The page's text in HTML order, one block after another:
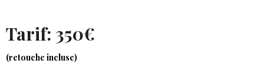
Tarif: 350€
(retouche incluse)